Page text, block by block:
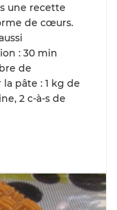
une recette
de cœurs.
: 30 min
de
pâte : 1 kg de
2 c-à-s de